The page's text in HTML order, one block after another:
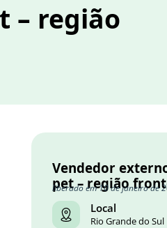
– região
Vendedor
pet – região
liberado em 10 de janeiro de
Local
Rio Grande do Sul